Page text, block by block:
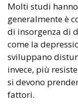
Molti studi
generalmente è
di insorgenza di
come la
sviluppano
invece, più
si devono
fattori.